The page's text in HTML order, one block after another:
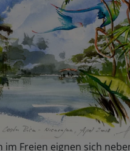
im Freien eignen sich